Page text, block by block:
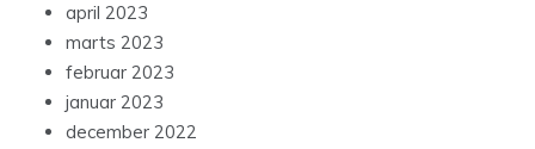
april 2023
marts 2023
februar 2023
januar 2023
december 2022